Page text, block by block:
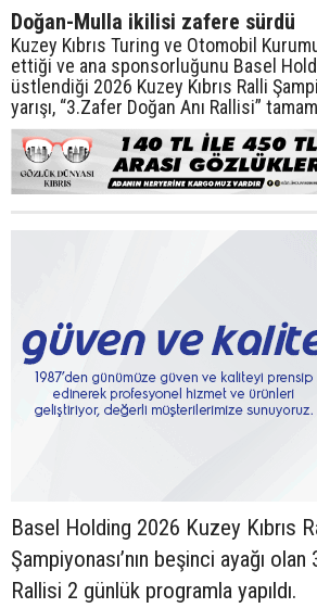
Doğan-Mulla ikilisi zafere sürdü
Kuzey Kıbrıs Turing ve Otomobil
ettiği ve ana sponsorluğunu Basel
üstlendiği 2026 Kuzey Kıbrıs Ralli
yarışı, “3.Zafer Doğan Anı Rallisi”
Basel Holding 2026 Kuzey Kıbrıs
Şampiyonası’nın beşinci ayağı
Rallisi 2 günlük programla yapıldı.